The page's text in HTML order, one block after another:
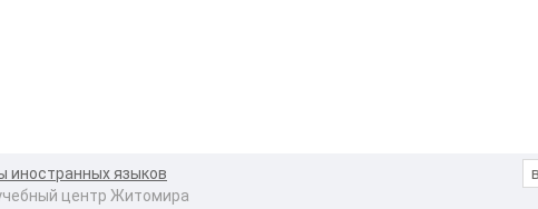
иностранных языков
центр Житомира